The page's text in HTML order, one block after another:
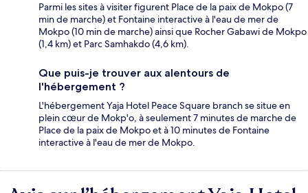
Parmi les sites à visiter figurent Place de la paix de Mokpo (7
min de marche) et Fontaine interactive à l'eau de mer de
Mokpo (10 min de marche) ainsi que Rocher Gabawi de Mokpo
(1,4 km) et Parc Samhakdo (4,6 km).
Que puis-je trouver aux alentours de
l'hébergement ?
L'hébergement Yaja Hotel Peace Square branch se situe en
plein cœur de Mokp'o, à seulement 7 minutes de marche de
Place de la paix de Mokpo et à 10 minutes de Fontaine
interactive à l'eau de mer de Mokpo.